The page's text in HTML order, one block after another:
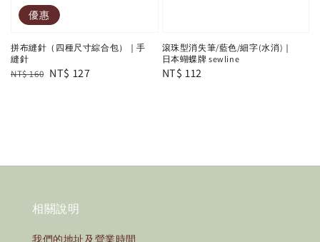
優惠
拼布縫針（四種尺寸綜合包）｜手
縫針
Regular
NT$ 160 Sale
NT$ 127
滾珠型消失筆/藍色/細字(水消)｜
日本蝴蝶牌 sewline
Regular
NT$ 112
相關說明
我們的地址及營業時間